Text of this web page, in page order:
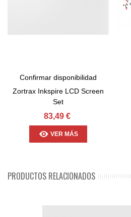
Confirmar disponibilidad
Zortrax Inkspire LCD Screen
Set
83,49 €
VER MÁS
PRODUCTOS RELACIONADOS